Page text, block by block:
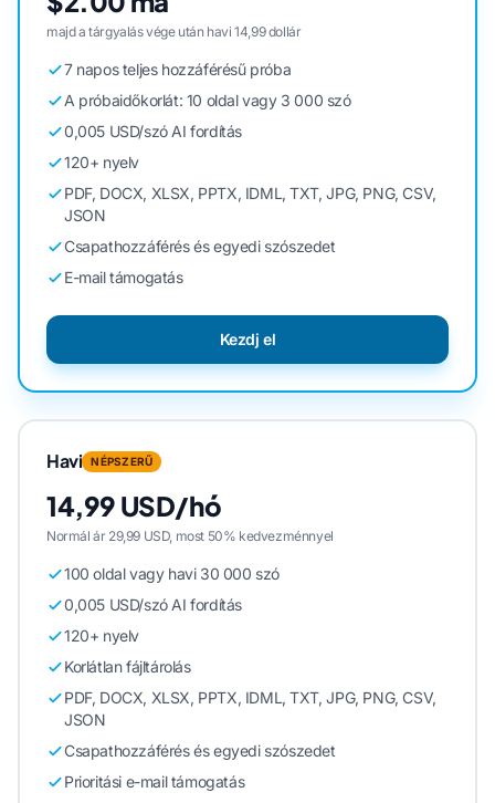
majd a tárgyalás vége után havi 14,99 dollár
7 napos teljes hozzáférésű próba
A próbaidőkorlát: 10 oldal vagy 3 000 szó
0,005 USD/szó AI fordítás
120+ nyelv
PDF, DOCX, XLSX, PPTX, IDML, TXT, JPG, PNG, CSV,
JSON
Csapathozzáférés és egyedi szószedet
E-mail támogatás
Kezdj el
Havi NÉPSZERŰ
14,99 USD/hó
Normál ár 29,99 USD, most 50% kedvezménnyel
100 oldal vagy havi 30 000 szó
0,005 USD/szó AI fordítás
120+ nyelv
Korlátlan fájltárolás
PDF, DOCX, XLSX, PPTX, IDML, TXT, JPG, PNG, CSV,
JSON
Csapathozzáférés és egyedi szószedet
Prioritási e-mail támogatás